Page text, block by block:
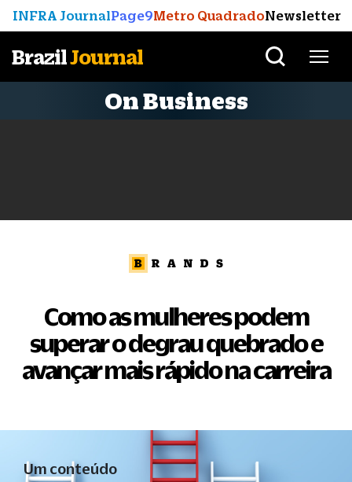
INFRA JournalPage9Metro QuadradoNewsletter
BrazilJournal
On Business
Como as mulheres podem
superar o degrau quebrado e
avançar mais rápido na carreira
Um conteúdo